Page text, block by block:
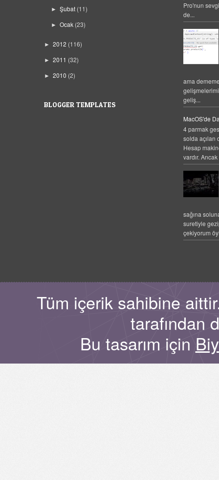
►Şubat (11)
►Ocak (23)
► 2012 (116)
► 2011 (32)
► 2010 (2)
BLOGGER TEMPLATES
Pro'nun
de...
ama
geliş...
MacOS'de
4 parmak
solda açılan
Hesap
vardır.
sağına
suretiyle
çekiyorum
Tüm içerik sahibine
tarafından
Bu tasarım için